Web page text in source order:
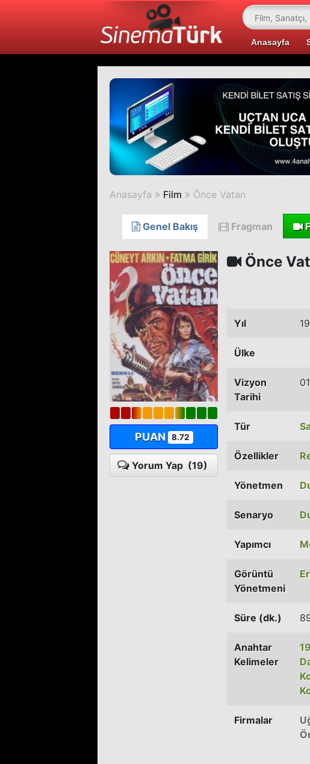
Anasayfa
Anasayfa Film Önce Vatan
Genel Bakış Fragman
PUAN 8.72
Yorum Yap (19)
Önce
Yıl
Ülke
Vizyon
Tarihi
Tür
Özellikler
Yönetmen
Senaryo
Yapımcı
Görüntü
Yönetmeni
Süre (dk.)
Anahtar
Kelimeler
Firmalar